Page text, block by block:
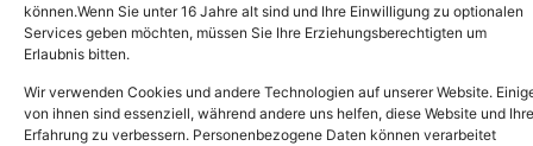
können.Wenn Sie unter 16 Jahre alt sind und Ihre Einwilligung zu optionalen
Services geben möchten, müssen Sie Ihre Erziehungsberechtigten um
Erlaubnis bitten.
Wir verwenden Cookies und andere Technologien auf unserer Website.
von ihnen sind essenziell, während andere uns helfen, diese Website und Ihre
Erfahrung zu verbessern. Personenbezogene Daten können verarbeitet